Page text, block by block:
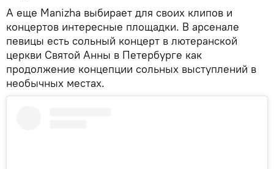
А еще Manizha выбирает для своих клипов и
концертов интересные площадки. В арсенале
певицы есть сольный концерт в лютеранской
церкви Святой Анны в Петербурге как
продолжение концепции сольных выступлений в
необычных местах.